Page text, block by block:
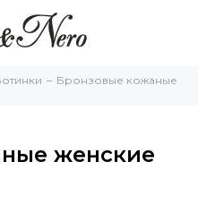
Бронзовые кожаные
женские